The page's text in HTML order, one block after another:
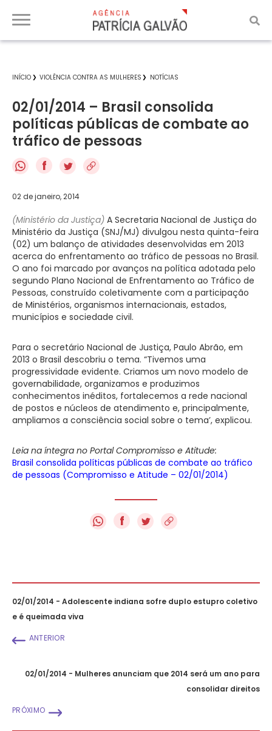
INÍCIO VIOLÊNCIA CONTRA AS MULHERES NOTÍCIAS
02/01/2014 – Brasil consolida
políticas públicas de combate ao
tráfico de pessoas
f
02 de janeiro, 2014
(Ministério da Justiça) A Secretaria Nacional de Justiça do
Ministério da Justiça (SNJ/MJ) divulgou nesta quinta-feira
(02) um balanço de atividades desenvolvidas em 2013
acerca do enfrentamento ao tráfico de pessoas no Brasil.
O ano foi marcado por avanços na política adotada pelo
segundo Plano Nacional de Enfrentamento ao Tráfico de
Pessoas, construído coletivamente com a participação
de Ministérios, organismos internacionais, estados,
municípios e sociedade civil.
Para o secretário Nacional de Justiça, Paulo Abrão, em
2013 o Brasil descobriu o tema. “Tivemos uma
progressividade evidente. Criamos um novo modelo de
governabilidade, organizamos e produzimos
conhecimentos inéditos, fortalecemos a rede nacional
de postos e núcleos de atendimento e, principalmente,
ampliamos a consciência social sobre o tema’, explicou.
Leia na íntegra no Portal Compromisso e Atitude:
Brasil consolida políticas públicas de combate ao tráfico
de pessoas (Compromisso e Atitude – 02/01/2014)
f
02/01/2014 - Adolescente indiana sofre duplo estupro coletivo
e é queimada viva
ANTERIOR
02/01/2014 - Mulheres anunciam que 2014 será um ano para
consolidar direitos
PRÓXIMO